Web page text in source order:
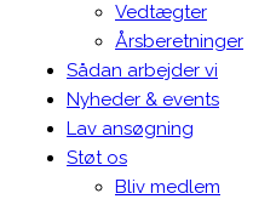
Vedtægter
Årsberetninger
Sådan arbejder vi
Nyheder & events
Lav ansøgning
Støt os
Bliv medlem